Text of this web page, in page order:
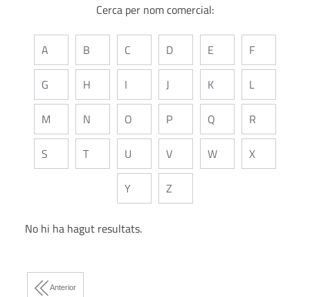
Cerca per nom comercial:
A B C D E F
G H I J K L
M N O P Q R
S T U V W X
Y Z
No hi ha hagut resultats.
Anterior